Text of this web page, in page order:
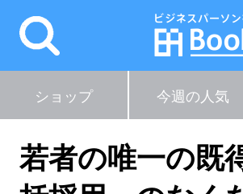
ショップ 今週の人気
若者の唯一の既